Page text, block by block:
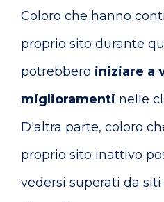
Coloro che hanno
proprio sito durante
potrebbero iniziare a
miglioramenti nelle
D'altra parte, coloro
proprio sito inattivo
vedersi superati da